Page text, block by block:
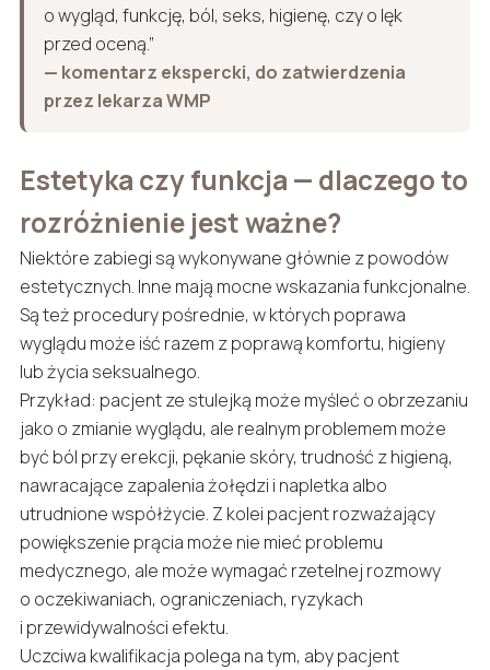
o wygląd, funkcję, ból, seks, higienę, czy o lęk
przed oceną.”
— komentarz ekspercki, do zatwierdzenia
przez lekarza WMP
Estetyka czy funkcja — dlaczego to
rozróżnienie jest ważne?
Niektóre zabiegi są wykonywane głównie z powodów
estetycznych. Inne mają mocne wskazania funkcjonalne.
Są też procedury pośrednie, w których poprawa
wyglądu może iść razem z poprawą komfortu, higieny
lub życia seksualnego.
Przykład: pacjent ze stulejką może myśleć o obrzezaniu
jako o zmianie wyglądu, ale realnym problemem może
być ból przy erekcji, pękanie skóry, trudność z higieną,
nawracające zapalenia żołędzi i napletka albo
utrudnione współżycie. Z kolei pacjent rozważający
powiększenie prącia może nie mieć problemu
medycznego, ale może wymagać rzetelnej rozmowy
o oczekiwaniach, ograniczeniach, ryzykach
i przewidywalności efektu.
Uczciwa kwalifikacja polega na tym, aby pacjent